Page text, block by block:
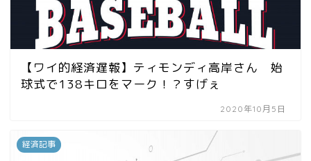
【ワイ的経済遅報】ティモンディ高岸さん 始
球式で138キロをマーク！？すげぇ
2020年10月5日
経済記事